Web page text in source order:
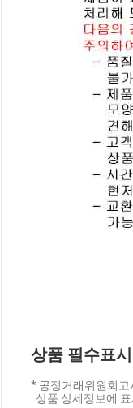
상품 필수표
* 공정거래위원회고
상품 상세정보에